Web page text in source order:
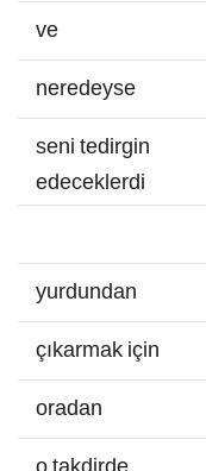
ve
neredeyse
seni tedirgin
edeceklerdi
yurdundan
çıkarmak için
oradan